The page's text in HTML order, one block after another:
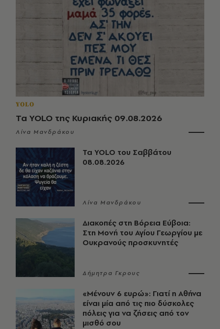
YOLO
Τα YOLO της Κυριακής 09.08.2026
Λίνα Μανδράκου
Τα YOLO του Σαββάτου
08.08.2026
Λίνα Μανδράκου
Διακοπές στη Βόρεια Εύβοια:
Στη Μονή του Αγίου Γεωργίου με
Ουκρανούς προσκυνητές
Δήμητρα Γκρους
«Μένουν 6 ευρώ»: Γιατί η Αθήνα
είναι μία από τις πιο δύσκολες
πόλεις για να ζήσεις από τον
μισθό σου